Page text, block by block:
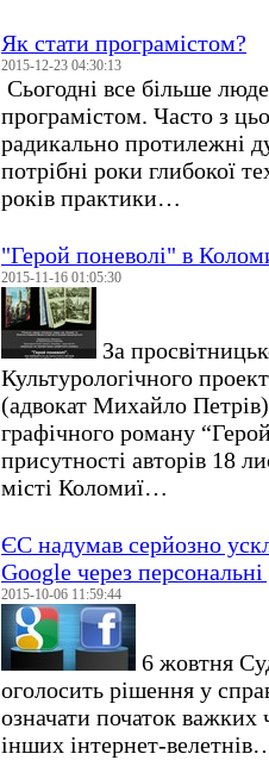
Як стати програмістом?
2015-12-23 04:30:13
Сьогодні все більше
програмістом. Часто з
радикально протилежні
потрібні роки глибокої
років практики…
"Герой поневолі" в
2015-11-16 01:05:30
За
Культурологічного
(адвокат Михайло
графічного роману
присутності авторів 18
місті Коломиї…
ЄC надумав серйозно
Google через персональні
2015-10-06 11:59:44
6 жовтня
оголосить рішення у
означати початок важких
інших інтернет-